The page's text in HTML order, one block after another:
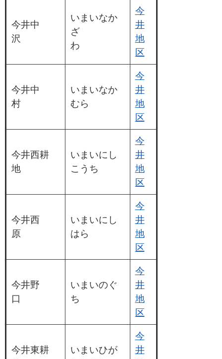
今井中
沢
いまいなか
ざ
わ
今
井
地
区
今井中
村
いまいなか
むら
今
井
地
区
今井西耕
地
いまいにし
こうち
今
井
地
区
今井西
原
いまいにし
はら
今
井
地
区
今井野
口
いまいのぐ
ち
今
井
地
区
今井東耕
いまいひが
今
井